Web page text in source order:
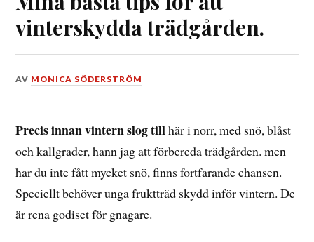
vinterskydda trädgården.
DEN
2024
AV MONICA SÖDERSTRÖM
Precis innan vintern slog tillhär i norr, med snö, blåst
och kallgrader, hann jag att förbereda trädgården. men
har du inte fått mycket snö, finns fortfarande chansen.
Speciellt behöver unga fruktträd skydd inför vintern. De
är rena godiset för gnagare.